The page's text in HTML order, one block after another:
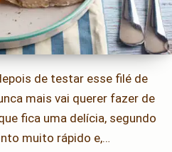
de testar esse filé de
mais vai querer fazer de
fica uma delícia, segundo
muito rápido e,…